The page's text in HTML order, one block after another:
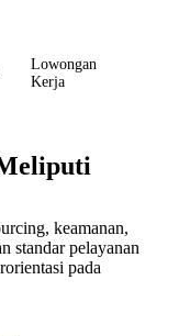
Lowongan
Kerja
keamanan,
standar pelayanan
pada